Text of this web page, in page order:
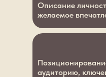
аудиторию,
Описание
желаемое